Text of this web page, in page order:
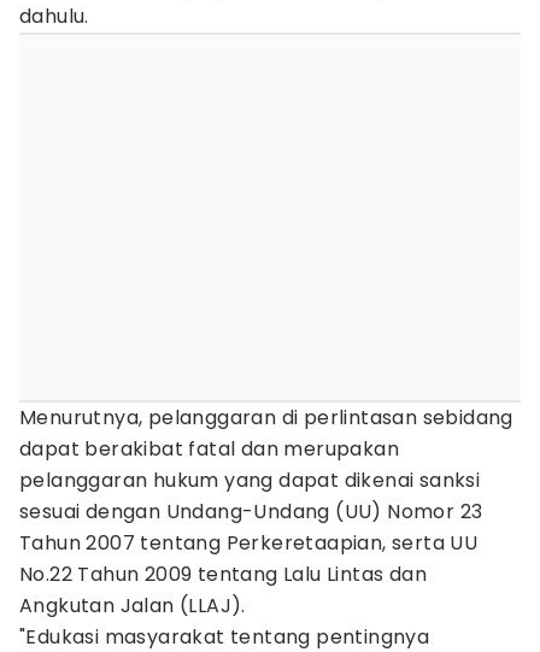
dahulu.
Menurutnya, pelanggaran di perlintasan sebidang
dapat berakibat fatal dan merupakan
pelanggaran hukum yang dapat dikenai sanksi
sesuai dengan Undang-Undang (UU) Nomor 23
Tahun 2007 tentang Perkeretaapian, serta UU
No.22 Tahun 2009 tentang Lalu Lintas dan
Angkutan Jalan (LLAJ).
"Edukasi masyarakat tentang pentingnya